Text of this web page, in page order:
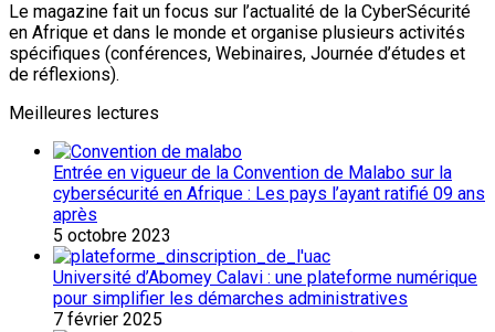
Le magazine fait un focus sur l’actualité de la CyberSécurité
en Afrique et dans le monde et organise plusieurs activités
spécifiques (conférences, Webinaires, Journée d’études et
de réflexions).
Meilleures lectures
Entrée en vigueur de la Convention de Malabo sur la
cybersécurité en Afrique : Les pays l’ayant ratifié 09 ans
après
5 octobre 2023
Université d’Abomey Calavi : une plateforme numérique
pour simplifier les démarches administratives
7 février 2025